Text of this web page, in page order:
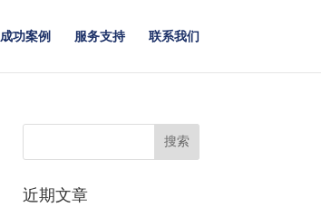
成功案例 服务支持 联系我们
近期文章